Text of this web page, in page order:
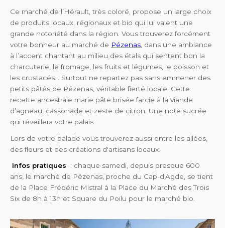
Ce marché de l’Hérault, très coloré, propose un large choix
de produits locaux, régionaux et bio qui lui valent une
grande notoriété dans la région. Vous trouverez forcément
votre bonheur au marché de Pézenas, dans une ambiance
à l’accent chantant au milieu des étals qui sentent bon la
charcuterie, le fromage, les fruits et légumes, le poisson et
les crustacés… Surtout ne repartez pas sans emmener des
petits pâtés de Pézenas, véritable fierté locale. Cette
recette ancestrale marie pâte brisée farcie à la viande
d’agneau, cassonade et zeste de citron. Une note sucrée
qui réveillera votre palais.
Lors de votre balade vous trouverez aussi entre les allées,
des fleurs et des créations d'artisans locaux.
Infos pratiques
: chaque samedi, depuis presque 600
ans, le marché de Pézenas, proche du Cap-d'Agde, se tient
de la Place Frédéric Mistral à la Place du Marché des Trois
Six de 8h à 13h et Square du Poilu pour le marché bio.